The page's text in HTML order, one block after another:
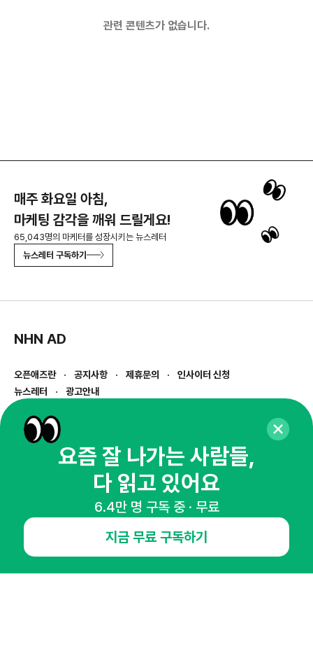
관련 콘텐츠가 없습니다.
매주 화요일 아침,
마케팅 감각을 깨워 드릴게요!
65,043명의 마케터를 성장시키는 뉴스레터
뉴스레터 구독하기
NHN AD
오픈애즈란 공지사항 제휴문의
인사이터 신청
뉴스레터
광고안내
경기도 성남시 분당구 대왕판교로645번길 16
사업자등록번호 : 144-81-27690(
통신판매업신고번호 : 2014-경기성남-1023
호스팅서비스사업자 : 오픈애즈
1800-2198
openads@openads.co.kr
이용약관
instagramthreadkakaotalk
요즘 잘 나가는 사람들,
다 읽고 있어요
6.4만 명 구독 중 · 무료
지금 무료 구독하기